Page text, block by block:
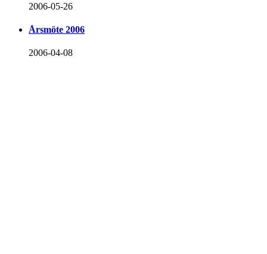
2006-05-26
Årsmöte 2006
2006-04-08